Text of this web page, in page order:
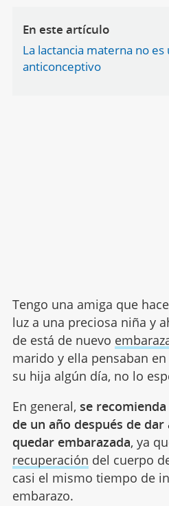
En este artículo
La lactancia materna no es
anticonceptivo
Tengo una amiga que
luz a una preciosa niña y
de está de nuevo
marido y ella pensaban
su hija algún día, no lo
En general, se
de un año después de
quedar embarazada, ya
recuperación del cuerpo
casi el mismo tiempo de
embarazo.